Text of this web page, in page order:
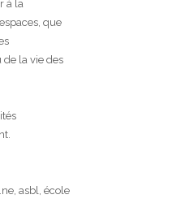
à la
que
la vie des
asbl, école